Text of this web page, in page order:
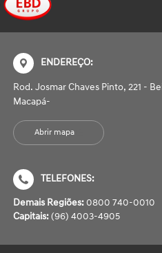
ENDEREÇO:
Rod. Josmar Chaves Pinto, 221 -
Macapá-
Abrir mapa
TELEFONES:
Demais Regiões: 0800 740-0010
Capitais: (96) 4003-4905